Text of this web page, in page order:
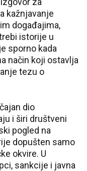
kažnjavanje
događajima,
istorije u
sporno kada
način koji ostavlja
tezu o
dio
i širi društveni
pogled na
dopušten samo
okvire. U
sankcije i javna